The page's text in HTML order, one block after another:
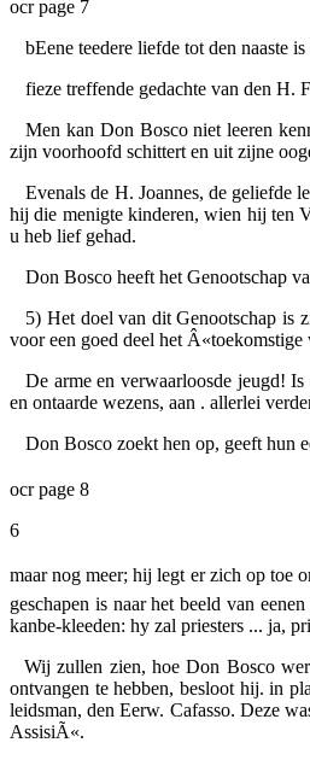
ocr page 7
bEene teedere liefde tot den naaste
fieze treffende gedachte van den H.
Men kan Don Bosco niet leeren
zijn voorhoofd schittert en uit zijne
Evenals de H. Joannes, de geliefde
hij die menigte kinderen, wien hij ten
u heb lief gehad.
Don Bosco heeft het Genootschap
5) Het doel van dit Genootschap is
voor een goed deel het
De arme en verwaarloosde jeugd! Is
en ontaarde wezens, aan . allerlei
Don Bosco zoekt hen op, geeft hun
ocr page 8
6
maar nog meer; hij legt er zich op toe
geschapen is naar het beeld van
kanbe-kleeden: hy zal priesters ... ja,
Wij zullen zien, hoe Don Bosco
ontvangen te hebben, besloot hij. in
leidsman, den Eerw. Cafasso. Deze
AssisiÃ«.